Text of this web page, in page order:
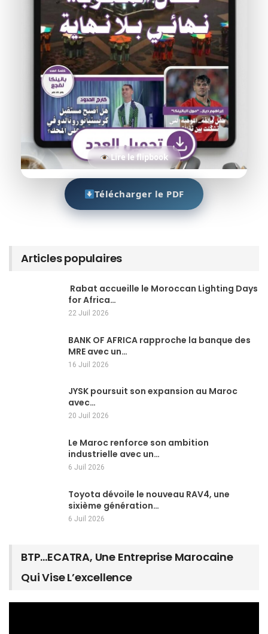
Lire le flipbook
Télécharger le PDF
Articles populaires
Rabat accueille le Moroccan Lighting Days
for Africa…
22 Juil 2026
BANK OF AFRICA rapproche la banque des
MRE avec un…
16 Juil 2026
JYSK poursuit son expansion au Maroc
avec…
20 Juil 2026
Le Maroc renforce son ambition
industrielle avec un…
6 Juil 2026
Toyota dévoile le nouveau RAV4, une
sixième génération…
6 Juil 2026
BTP…ECATRA, Une Entreprise Marocaine
Qui Vise L’excellence